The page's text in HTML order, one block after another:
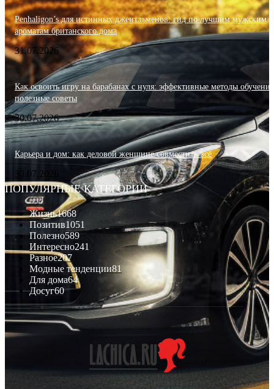
Penhaligon’s для истинных джентльменов: гид по лучшим мужским
ароматам британского дома
31.07.2026
Как освоить игру на барабанах с нуля: эффективные методы
полезные советы
30.07.2026
Карьера и дом: как деловой женщине совместить всё
30.07.2026
ПОПУЛЯРНЫЕ КАТЕГОРИИ
Жизнь1668
Позитив1051
Полезно589
Интересно241
Разное207
Модные тенденции81
Для дома64
Досуг60